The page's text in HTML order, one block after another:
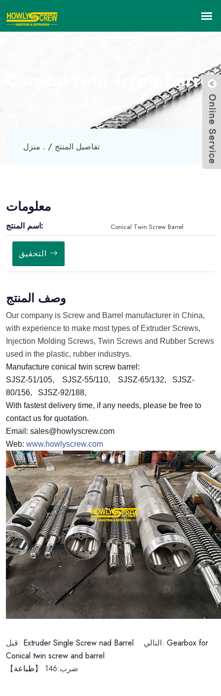
Conical twin screw barrel
منزل . تفاصيل المنتج
معلومات
اسم المنتج: Conical Twin Screw Barrel
وصف المنتج
Our company is Screw and Barrel manufacturer in China,
with experience to make most types of Extruder Screws,
Injection Molding Screws, Twin Screws and Rubber Screws
used in the plastic, rubber industrys.
Manufacture conical twin screw barrel:
SJSZ-51/105, SJSZ-55/110, SJSZ-65/132, SJSZ-
80/156, SJSZ-92/188,
With fastest delivery time, if any needs, please be free to
contact us for quotation.
Email: sales@howlyscrew.com
Web: www.howlyscrew.com
قبل: Extruder Single Screw nad Barrel التالي: Gearbox for
Conical twin screw and barrel
ضرب:146 【 طباعة】